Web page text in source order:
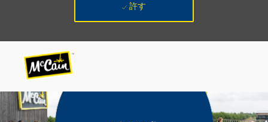
-
-
許す